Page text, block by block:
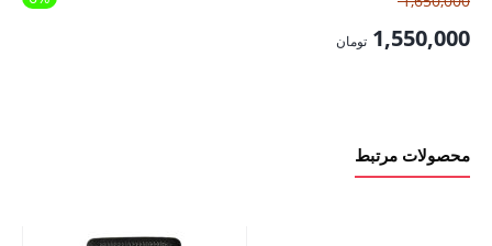
اصلی:
1,550,000 تومان
محصولات مرتبط